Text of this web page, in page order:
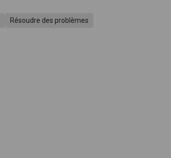
Résoudre des problèmes